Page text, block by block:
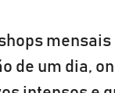
mensais
de um dia,